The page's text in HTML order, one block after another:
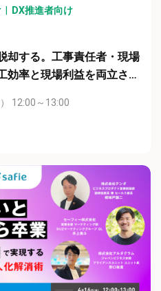
DX推進者向け
却する。工事責任者・現場
効率と現場利益を両立させ
12:00～13:00